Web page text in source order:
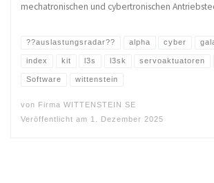
mechatronischen und cybertronischen
??auslastungsradar?? alpha cyber
index kit l3s l3sk servoaktuatoren
Software wittenstein
von Firma WITTENSTEIN SE
Veröffentlicht am 1. Dezember 2025